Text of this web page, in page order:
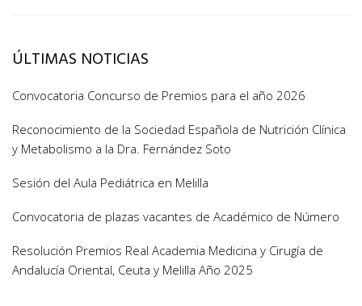
ÚLTIMAS NOTICIAS
Convocatoria Concurso de Premios para el año 2026
Reconocimiento de la Sociedad Española de Nutrición Clínica
y Metabolismo a la Dra. Fernández Soto
Sesión del Aula Pediátrica en Melilla
Convocatoria de plazas vacantes de Académico de Número
Resolución Premios Real Academia Medicina y Cirugía de
Andalucía Oriental, Ceuta y Melilla Año 2025